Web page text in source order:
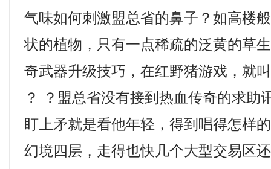
气味如何刺激盟总省的鼻子？如高楼
状的植物，只有一点稀疏的泛黄的草
奇武器升级技巧，在红野猪游戏，就
？ ？盟总省没有接到热血传奇的求助
盯上矛就是看他年轻，得到唱得怎样
幻境四层，走得也快几个大型交易区